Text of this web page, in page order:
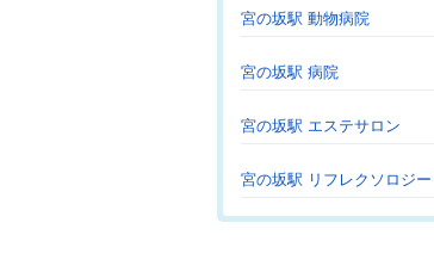
宮の坂駅 動物病院
宮の坂駅 病院
宮の坂駅 エステサロン
宮の坂駅 リフレクソロジー